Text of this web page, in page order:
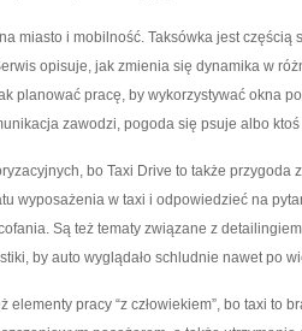
miasto i mobilność. Taksówka jest częścią
opisuje, jak zmienia się dynamika w
planować pracę, by wykorzystywać okna
zawodzi, pogoda się psuje albo
bo Taxi Drive to także
wyposażenia w taxi i odpowiedzieć na
Są też tematy związane z
by auto wyglądało schludnie nawet po
pracy “z człowiekiem”, bo taxi to